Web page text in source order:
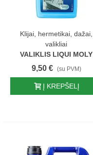
Klijai, hermetikai, dažai,
valikliai
VALIKLIS LIQUI MOLY
9,50 € (su PVM)
Į KREPŠELĮ